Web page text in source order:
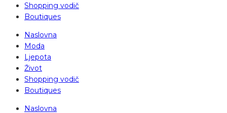
Shopping vodič
Boutiques
Naslovna
Moda
Ljepota
Život
Shopping vodič
Boutiques
Naslovna